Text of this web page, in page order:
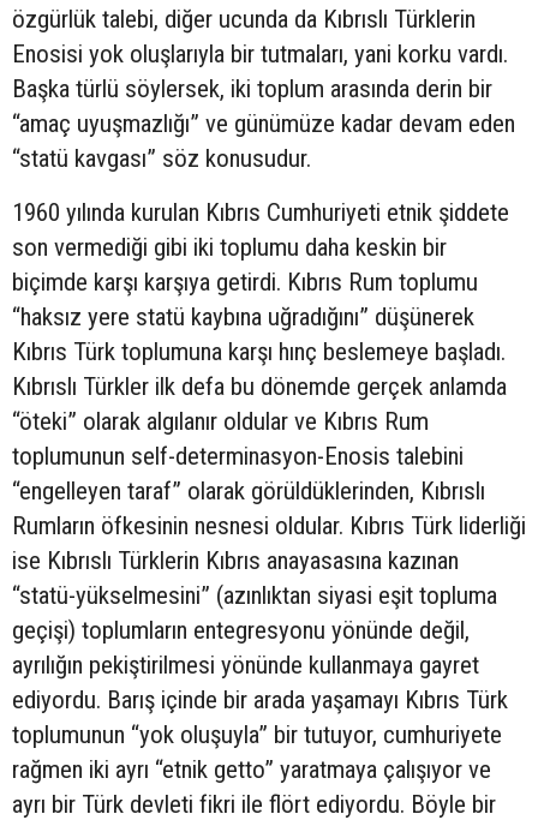
özgürlük talebi, diğer ucunda da Kıbrıslı Türklerin
Enosisi yok oluşlarıyla bir tutmaları, yani korku vardı.
Başka türlü söylersek, iki toplum arasında derin bir
“amaç uyuşmazlığı” ve günümüze kadar devam eden
“statü kavgası” söz konusudur.
1960 yılında kurulan Kıbrıs Cumhuriyeti etnik şiddete
son vermediği gibi iki toplumu daha keskin bir
biçimde karşı karşıya getirdi. Kıbrıs Rum toplumu
“haksız yere statü kaybına uğradığını” düşünerek
Kıbrıs Türk toplumuna karşı hınç beslemeye başladı.
Kıbrıslı Türkler ilk defa bu dönemde gerçek anlamda
“öteki” olarak algılanır oldular ve Kıbrıs Rum
toplumunun self-determinasyon-Enosis talebini
“engelleyen taraf” olarak görüldüklerinden, Kıbrıslı
Rumların öfkesinin nesnesi oldular. Kıbrıs Türk liderliği
ise Kıbrıslı Türklerin Kıbrıs anayasasına kazınan
“statü-yükselmesini” (azınlıktan siyasi eşit topluma
geçişi) toplumların entegresyonu yönünde değil,
ayrılığın pekiştirilmesi yönünde kullanmaya gayret
ediyordu. Barış içinde bir arada yaşamayı Kıbrıs Türk
toplumunun “yok oluşuyla” bir tutuyor, cumhuriyete
rağmen iki ayrı “etnik getto” yaratmaya çalışıyor ve
ayrı bir Türk devleti fikri ile flört ediyordu. Böyle bir